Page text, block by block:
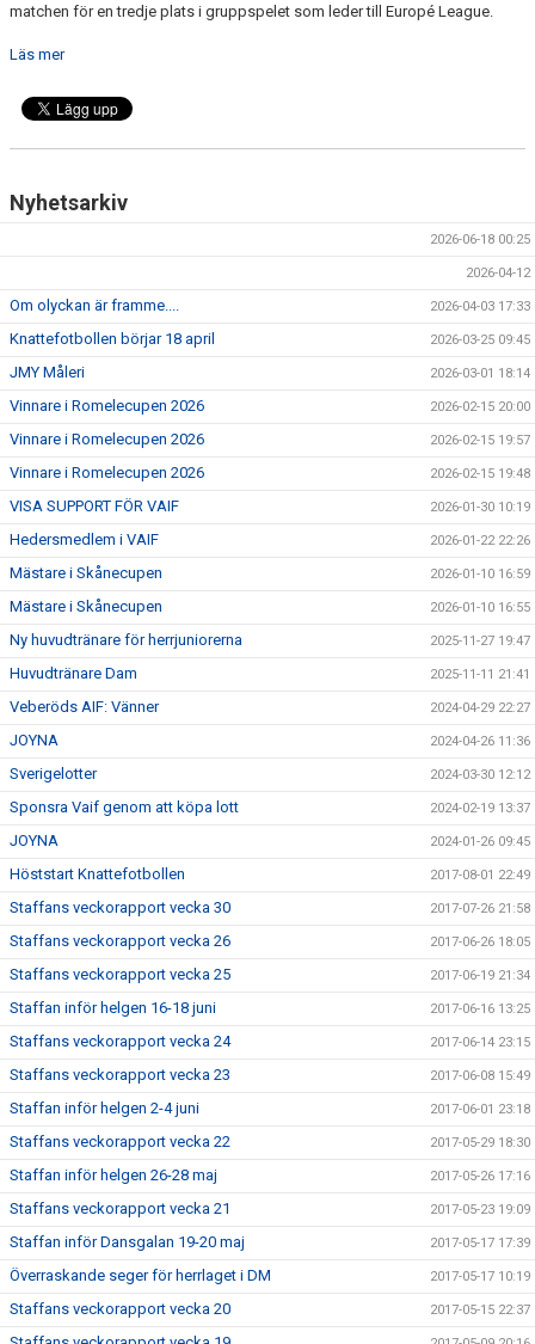
matchen för en tredje plats i gruppspelet som leder till Europé League.
Läs mer
Nyhetsarkiv
2026-06-18 00:25
2026-04-12
Om olyckan är framme.... 2026-04-03 17:33
Knattefotbollen börjar 18 april 2026-03-25 09:45
JMY Måleri 2026-03-01 18:14
Vinnare i Romelecupen 2026 2026-02-15 20:00
Vinnare i Romelecupen 2026 2026-02-15 19:57
Vinnare i Romelecupen 2026 2026-02-15 19:48
VISA SUPPORT FÖR VAIF 2026-01-30 10:19
Hedersmedlem i VAIF 2026-01-22 22:26
Mästare i Skånecupen 2026-01-10 16:59
Mästare i Skånecupen 2026-01-10 16:55
Ny huvudtränare för herrjuniorerna 2025-11-27 19:47
Huvudtränare Dam 2025-11-11 21:41
Veberöds AIF: Vänner 2024-04-29 22:27
JOYNA 2024-04-26 11:36
Sverigelotter 2024-03-30 12:12
Sponsra Vaif genom att köpa lott 2024-02-19 13:37
JOYNA 2024-01-26 09:45
Höststart Knattefotbollen 2017-08-01 22:49
Staffans veckorapport vecka 30 2017-07-26 21:58
Staffans veckorapport vecka 26 2017-06-26 18:05
Staffans veckorapport vecka 25 2017-06-19 21:34
Staffan inför helgen 16-18 juni 2017-06-16 13:25
Staffans veckorapport vecka 24 2017-06-14 23:15
Staffans veckorapport vecka 23 2017-06-08 15:49
Staffan inför helgen 2-4 juni 2017-06-01 23:18
Staffans veckorapport vecka 22 2017-05-29 18:30
Staffan inför helgen 26-28 maj 2017-05-26 17:16
Staffans veckorapport vecka 21 2017-05-23 19:09
Staffan inför Dansgalan 19-20 maj 2017-05-17 17:39
Överraskande seger för herrlaget i DM 2017-05-17 10:19
Staffans veckorapport vecka 20 2017-05-15 22:37